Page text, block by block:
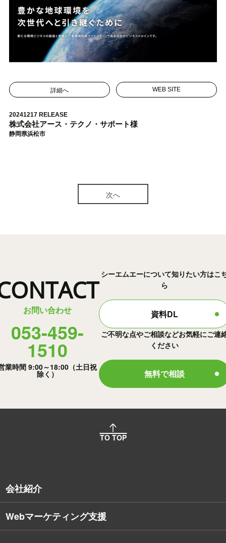
詳細へ WEB SITE
20241217 RELEASE
株式会社アース・テクノ・サポート様
静岡県浜松市
次へ
お問い合わせ
053-459-
1510
業時間 9:00～18:00（土日祝
除く）
シーエムエーについて知りたい方はこ
ら
資料DL
ご不明な点やご相談などお気軽にご連
ください
無料で相談
TO TOP
会社紹介
会社概要
Webマーケティング支援